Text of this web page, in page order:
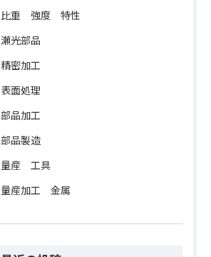
比重 強度 特性
瀬光部品
精密加工
表面処理
部品加工
部品製造
量産 工具
量産加工 金属